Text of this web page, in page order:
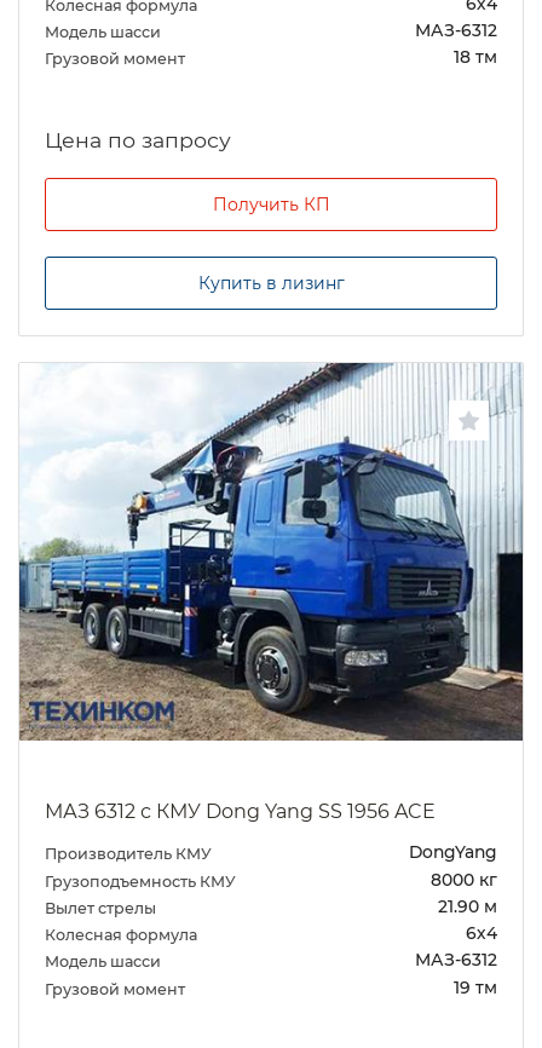
Колесная формула
Модель шасси МАЗ-6312
Грузовой момент 18 тм
Цена по запросу
Получить КП
Купить в лизинг
МАЗ 6312 с КМУ Dong Yang SS 1956 ACE
Производитель КМУ DongYang
Грузоподъемность КМУ 8000 кг
Вылет стрелы 21.90 м
Колесная формула 6х4
Модель шасси МАЗ-6312
Грузовой момент 19 тм